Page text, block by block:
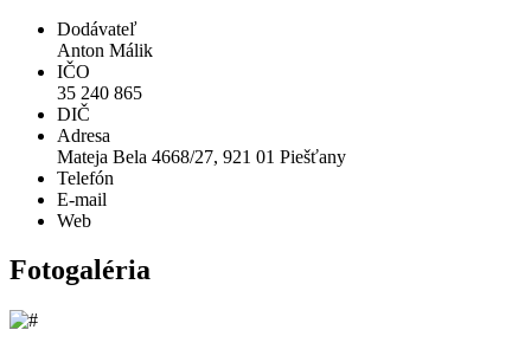
Dodávateľ
Anton Málik
IČO
35 240 865
DIČ
Adresa
Mateja Bela 4668/27, 921 01 Piešťany
Telefón
E-mail
Web
Fotogaléria